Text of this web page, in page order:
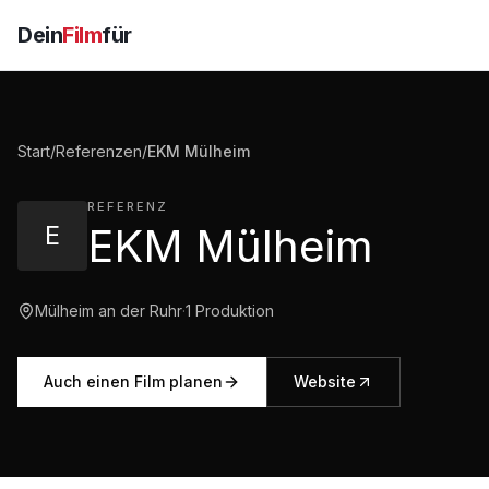
DeinFilmfür
Start/Referenzen/EKM Mülheim
E
REFERENZ
EKM Mülheim
Mülheim an der Ruhr·1 Produktion
Auch einen Film planen Website